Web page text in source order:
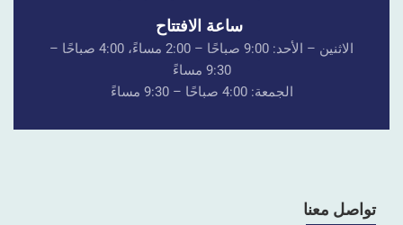
ساعة الافتتاح
الاثنين – الأحد: 9:00 صباحًا – 2:00 مساءً، 4:00 صباحًا –
9:30 مساءً
الجمعة: 4:00 صباحًا – 9:30 مساءً
تواصل معنا